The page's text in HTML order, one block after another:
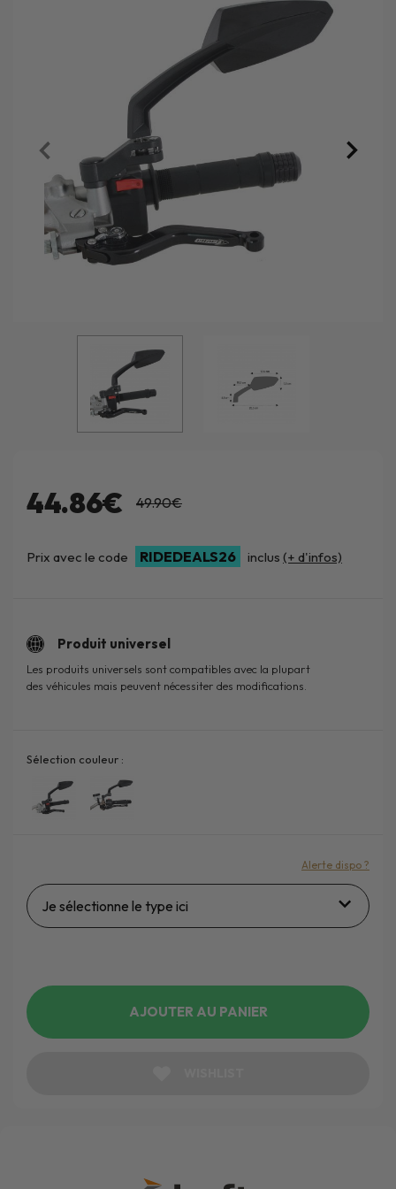
44.86€ 49.90€
Prix avec le code RIDEDEALS26 inclus (+ d'infos)
Produit universel
Les produits universels sont compatibles avec la plupart
des véhicules mais peuvent nécessiter des modifications.
Sélection couleur :
Je sélectionne le type ici
Alerte dispo ?
AJOUTER AU PANIER